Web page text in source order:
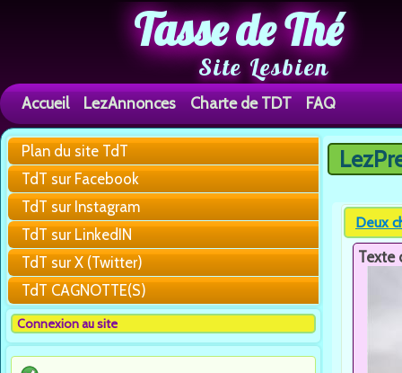
Tasse de Thé
Site Lesbien
Accueil LezAnnonces Charte de TDT FAQ
Plan du site TdT
TdT sur Facebook
TdT sur Instagram
TdT sur LinkedIN
TdT sur X (Twitter)
TdT CAGNOTTE(S)
Connexion au site
Vous
Deux
Texte